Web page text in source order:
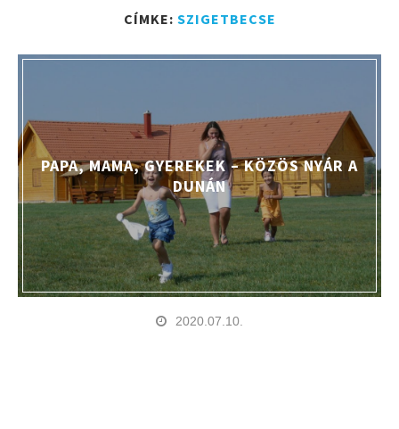
CÍMKE: SZIGETBECSE
PAPA, MAMA, GYEREKEK – KÖZÖS NYÁR A
DUNÁN
2020.07.10.